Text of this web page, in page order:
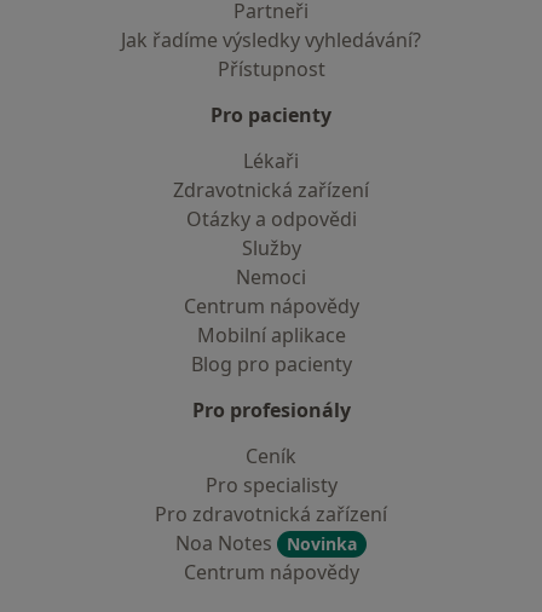
Partneři
Jak řadíme výsledky vyhledávání?
Přístupnost
Pro pacienty
Lékaři
Zdravotnická zařízení
Otázky a odpovědi
Služby
Nemoci
Centrum nápovědy
Mobilní aplikace
Blog pro pacienty
Pro profesionály
Ceník
Pro specialisty
Pro zdravotnická zařízení
Noa Notes
Novinka
Centrum nápovědy